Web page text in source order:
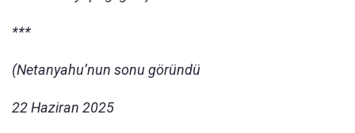
***
(Netanyahu’nun sonu göründü
22 Haziran 2025